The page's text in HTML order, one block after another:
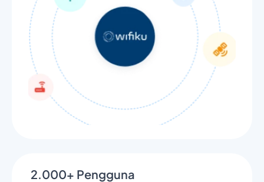
2.000+ Pengguna